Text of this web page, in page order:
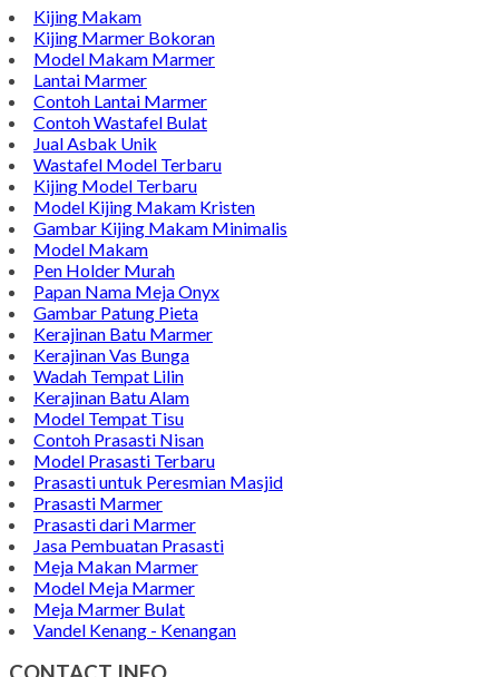
keahlian tersendiri dibidang pengolahan marmer.
Kijing Makam
Kijing Marmer Bokoran
Model Makam Marmer
Lantai Marmer
Contoh Lantai Marmer
Contoh Wastafel Bulat
Jual Asbak Unik
Wastafel Model Terbaru
Kijing Model Terbaru
Model Kijing Makam Kristen
Gambar Kijing Makam Minimalis
Model Makam
Pen Holder Murah
Papan Nama Meja Onyx
Gambar Patung Pieta
Kerajinan Batu Marmer
Kerajinan Vas Bunga
Wadah Tempat Lilin
Kerajinan Batu Alam
Model Tempat Tisu
Contoh Prasasti Nisan
Model Prasasti Terbaru
Prasasti untuk Peresmian Masjid
Prasasti Marmer
Prasasti dari Marmer
Jasa Pembuatan Prasasti
Meja Makan Marmer
Model Meja Marmer
Meja Marmer Bulat
Vandel Kenang - Kenangan